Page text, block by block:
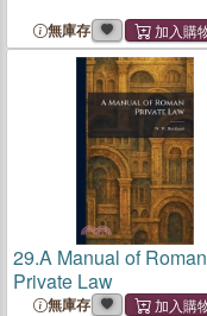
無庫存
29.A Manual of Roman
Private Law
無庫存